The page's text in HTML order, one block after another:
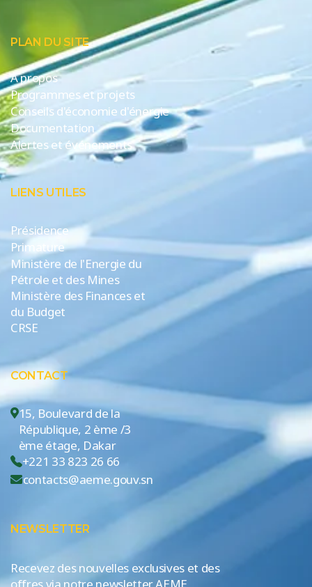
PLAN DU SITE
A propos
Programmes et projets
Conseils d'économie d'énergie
Documentation
Alertes et événements
LIENS UTILES
Présidence
Primature
Ministère de l'Energie du
Pétrole et des Mines
Ministère des Finances et
du Budget
CRSE
CONTACT
15, Boulevard de la
République, 2 ème /3
ème étage, Dakar
+221 33 823 26 66
contacts@aeme.gouv.sn
NEWSLETTER
Recevez des nouvelles exclusives et des